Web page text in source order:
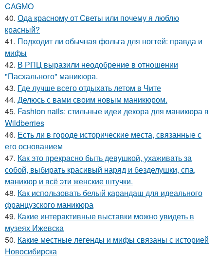
CAGMO
40. Ода красному от Светы или почему я люблю
красный?
41. Подходит ли обычная фольга для ногтей: правда и
мифы
42. В РПЦ выразили неодобрение в отношении
"Пасхального" маникюра.
43. Где лучше всего отдыхать летом в Чите
44. Делюсь с вами своим новым маникюром.
45. Fashion nails: стильные идеи декора для маникюра в
Wildberries
46. Есть ли в городе исторические места, связанные с
его основанием
47. Как это прекрасно быть девушкой, ухаживать за
собой, выбирать красивый наряд и безделушки, спа,
маникюр и всё эти женские штучки.
48. Как использовать белый карандаш для идеального
французского маникюра
49. Какие интерактивные выставки можно увидеть в
музеях Ижевска
50. Какие местные легенды и мифы связаны с историей
Новосибирска